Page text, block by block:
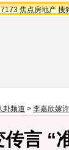
焦点房地产 搜
卦频道 > 李嘉欣嫁
言 “